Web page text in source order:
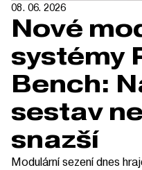
08. 06. 2026
Nové
systémy
Bench:
sestav
snazší
Modulární sezení dnes